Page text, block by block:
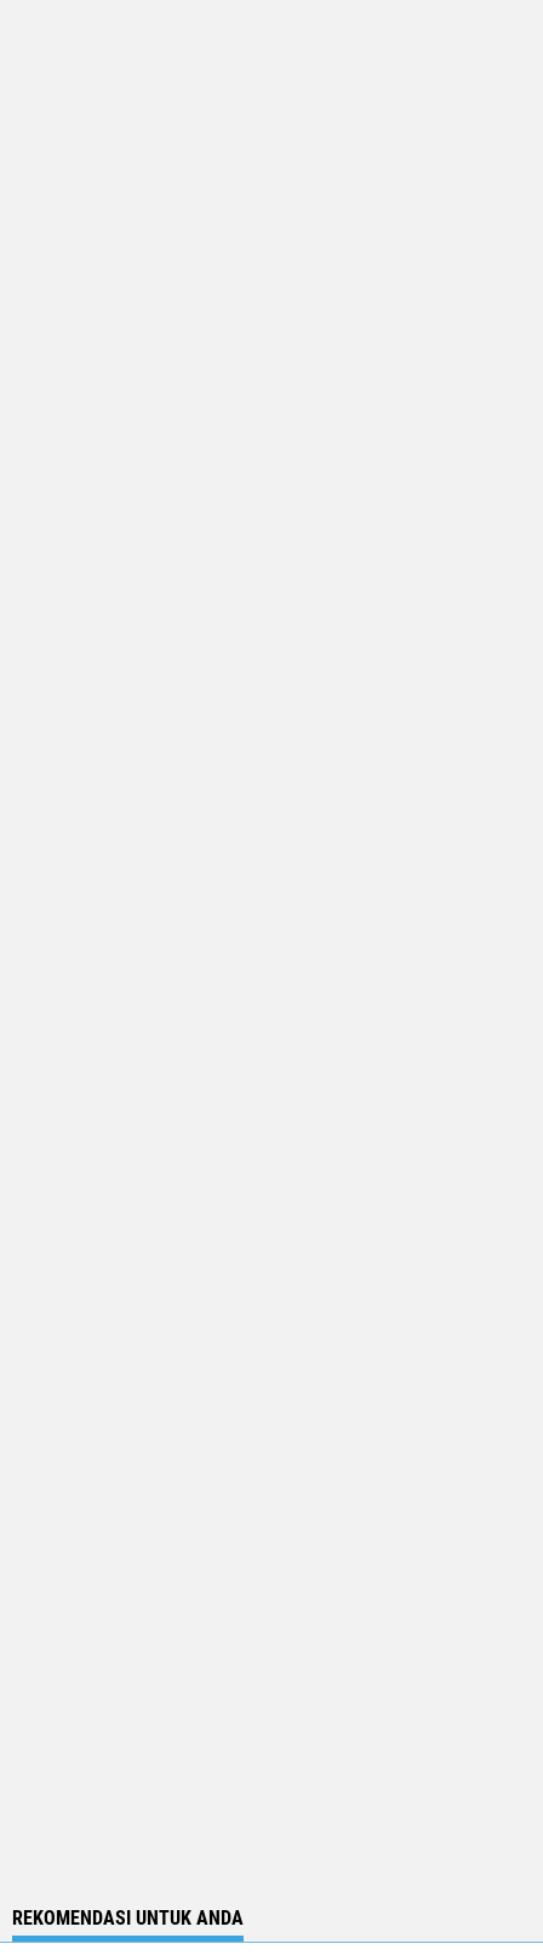
REKOMENDASI UNTUK ANDA